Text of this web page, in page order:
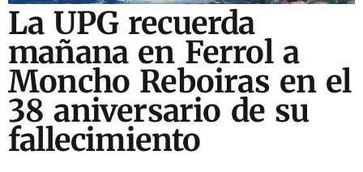
La UPG recuerda
mañana en Ferrol a
Moncho Reboiras en el
38 aniversario de su
fallecimiento